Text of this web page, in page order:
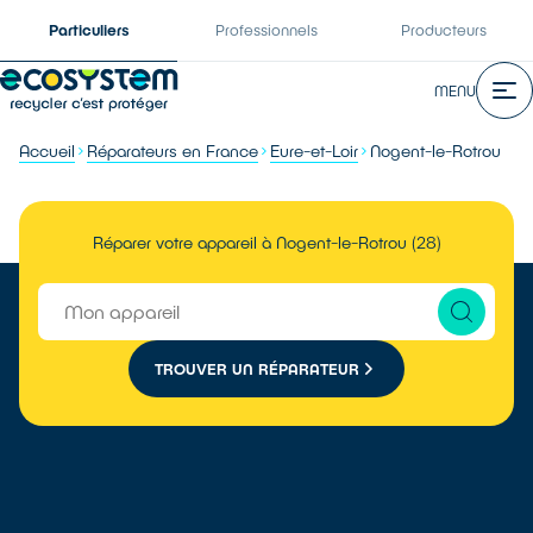
Particuliers Professionnels Producteurs
MENU
Accueil Réparateurs en France Eure-et-Loir Nogent-le-Rotrou
Réparer votre appareil à Nogent-le-Rotrou (28)
TROUVER UN RÉPARATEUR